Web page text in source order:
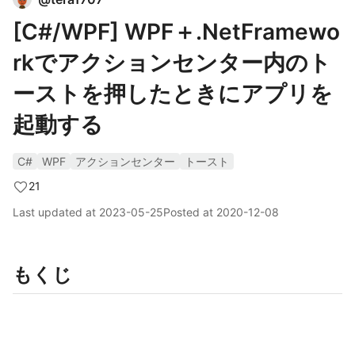
[C#/WPF] WPF＋.NetFramewo
rkでアクションセンター内のト
ーストを押したときにアプリを
起動する
C# WPF アクションセンター
トースト
21
Last updated at 2023-05-25Posted at 2020-12-08
もくじ